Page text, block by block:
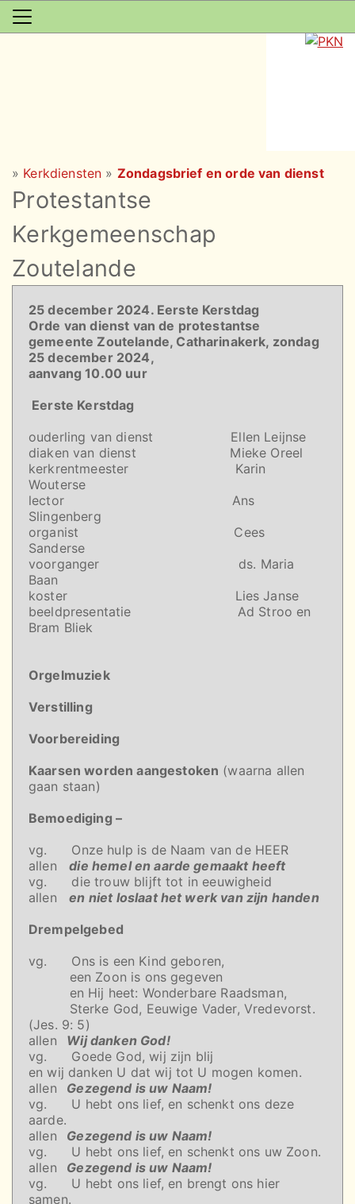
» Kerkdiensten » Zondagsbrief en orde van dienst
Protestantse
Kerkgemeenschap
Zoutelande
25 december 2024. Eerste Kerstdag
Orde van dienst van de protestantse
gemeente Zoutelande, Catharinakerk, zondag
25 december 2024,
aanvang 10.00 uur
Eerste Kerstdag
ouderling van dienst Ellen Leijnse
diaken van dienst Mieke Oreel
kerkrentmeester Karin
Wouterse
lector Ans
Slingenberg
organist Cees
Sanderse
voorganger ds. Maria
Baan
koster Lies Janse
beeldpresentatie Ad Stroo en
Bram Bliek
Orgelmuziek
Verstilling
Voorbereiding
Kaarsen worden aangestoken (waarna allen
gaan staan)
Bemoediging –
vg. Onze hulp is de Naam van de HEER
allendie hemel en aarde gemaakt heeft
vg. die trouw blijft tot in eeuwigheid
allenen niet loslaat het werk van zijn handen
Drempelgebed
vg. Ons is een Kind geboren,
een Zoon is ons gegeven
en Hij heet: Wonderbare Raadsman,
Sterke God, Eeuwige Vader, Vredevorst.
(Jes. 9: 5)
allen
Wij danken God!
vg. Goede God, wij zijn blij
en wij danken U dat wij tot U mogen komen.
allen
Gezegend is uw Naam!
vg. U hebt ons lief, en schenkt ons deze
aarde.
allen
Gezegend is uw Naam!
vg. U hebt ons lief, en schenkt ons uw Zoon.
allen
Gezegend is uw Naam!
vg. U hebt ons lief, en brengt ons hier
samen.